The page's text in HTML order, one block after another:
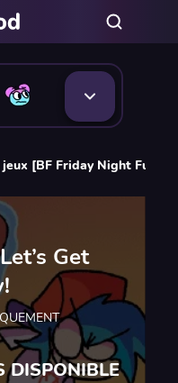
[BF Friday Night Funkin]
Get
DISPONIBLE